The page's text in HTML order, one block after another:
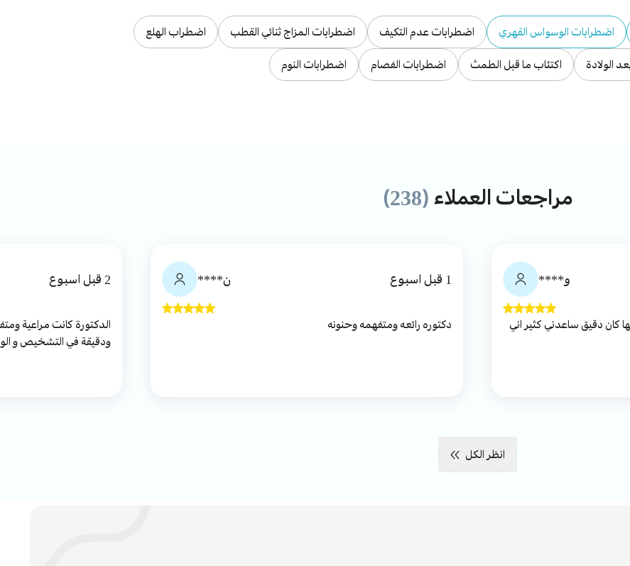
اضطرابات الوسواس القهري اضطرابات عدم التكيف اضطرابات المزاج ثنائي القطب اضطراب الهلع
الولادة اكتئاب ما قبل الطمث اضطرابات الفصام اضطرابات النوم
مراجعات العملاء (238)
و****
معاي وتشخيصها كان دقيق ساعدني كثير اني
ن**** 1 قبل اسبوع
دكتوره رائعه ومتفهمه وحنونه
2 قبل اسبوع
الدكتورة كانت مراعية
ودقيقة في التشخيص و
انظر الكل